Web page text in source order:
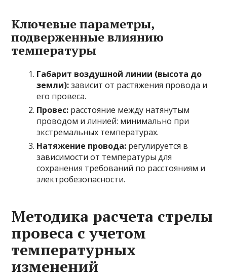
Ключевые параметры,
подверженные влиянию
температуры
Габарит воздушной линии (высота до
земли):зависит от растяжения провода и
его провеса.
Провес: расстояние между натянутым
проводом и линией: минимально при
экстремальных температурах.
Натяжение провода: регулируется в
зависимости от температуры для
сохранения требований по расстояниям и
электробезопасности.
Методика расчета стрелы
провеса с учетом
температурных
изменений